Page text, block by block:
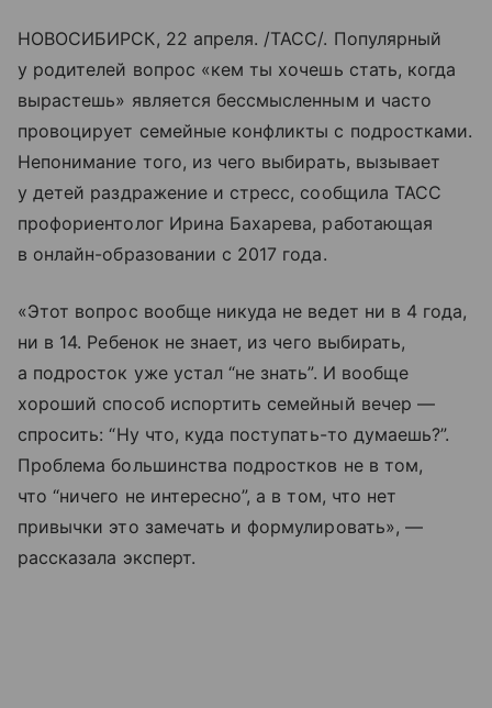
НОВОСИБИРСК, 22 апреля. /ТАСС/. Популярный
у родителей вопрос «кем ты хочешь стать, когда
вырастешь» является бессмысленным и часто
провоцирует семейные конфликты с подростками.
Непонимание того, из чего выбирать, вызывает
у детей раздражение и стресс, сообщила ТАСС
профориентолог Ирина Бахарева, работающая
в онлайн-образовании с 2017 года.
«Этот вопрос вообще никуда не ведет ни в 4 года,
ни в 14. Ребенок не знает, из чего выбирать,
а подросток уже устал “не знать”. И вообще
хороший способ испортить семейный вечер —
спросить: “Ну что, куда поступать-то думаешь?”.
Проблема большинства подростков не в том,
что “ничего не интересно”, а в том, что нет
привычки это замечать и формулировать», —
рассказала эксперт.